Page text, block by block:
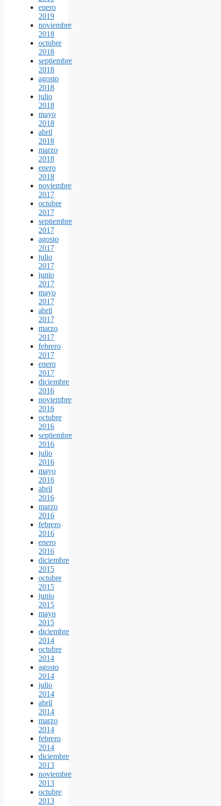
enero
2019
noviembre
2018
octubre
2018
septiembre
2018
agosto
2018
julio
2018
mayo
2018
abril
2018
marzo
2018
enero
2018
noviembre
2017
octubre
2017
septiembre
2017
agosto
2017
julio
2017
junio
2017
mayo
2017
abril
2017
marzo
2017
febrero
2017
enero
2017
diciembre
2016
noviembre
2016
octubre
2016
septiembre
2016
julio
2016
mayo
2016
abril
2016
marzo
2016
febrero
2016
enero
2016
diciembre
2015
octubre
2015
junio
2015
mayo
2015
diciembre
2014
octubre
2014
agosto
2014
julio
2014
abril
2014
marzo
2014
febrero
2014
diciembre
2013
noviembre
2013
octubre
2013